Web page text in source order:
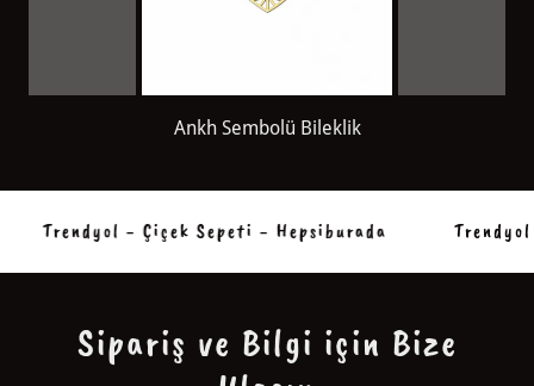
Origami Kalp Bileklik
Trendyol - Çiçek Sepeti - Hepsiburada Trendyol
Sipariş ve Bilgi için Bize